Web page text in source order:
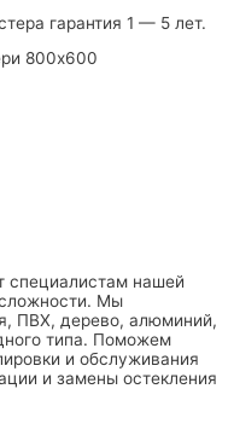
гарантия 1 — 5 лет.
специалистам нашей
Мы
ПВХ, дерево, алюминий,
типа. Поможем
и обслуживания
и замены остекления